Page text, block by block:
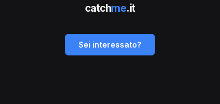
catchme.it
Sei interessato?